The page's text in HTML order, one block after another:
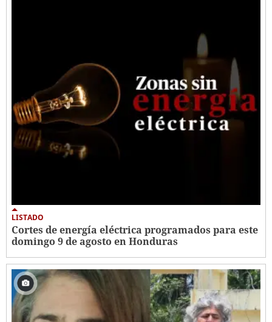
LISTADO
Cortes de energía eléctrica programados para este
domingo 9 de agosto en Honduras